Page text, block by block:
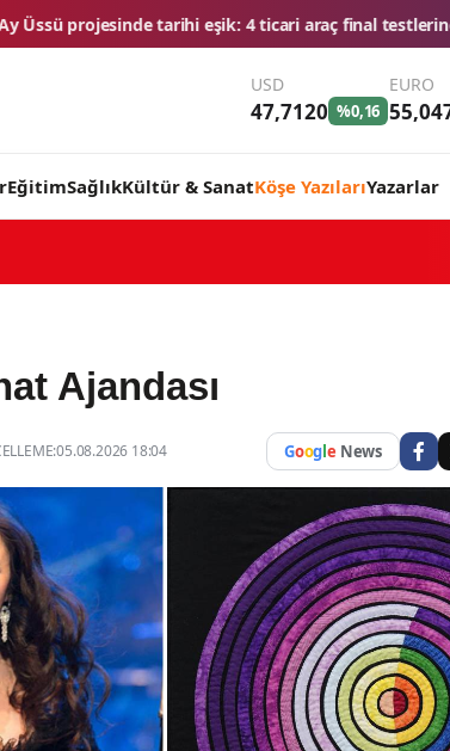
eşik: 4 ticari araç final testlerindeTMSF, 106 aracı
USD
47,7120 %0,16
EURO
EğitimSağlıkKültür & SanatKöşe YazılarıYazarlar
Ajandası
18:04 Google News